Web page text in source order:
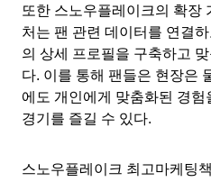
또한 스노우플레이크의 확장
처는 팬 관련 데이터를 연결
의 상세 프로필을 구축하고
다. 이를 통해 팬들은 현장은
에도 개인에게 맞춤화된 경험
경기를 즐길 수 있다.
스노우플레이크 최고마케팅